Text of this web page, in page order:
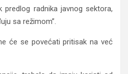
radnika javnog sektora,
sa režimom”.
će se povećati pritisak na već